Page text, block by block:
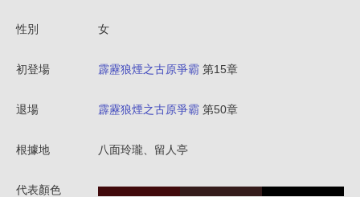
性別 女
初登場 霹靂狼煙之古原爭霸 第15章
退場 霹靂狼煙之古原爭霸 第50章
根據地 八面玲瓏、留人亭
代表顏色